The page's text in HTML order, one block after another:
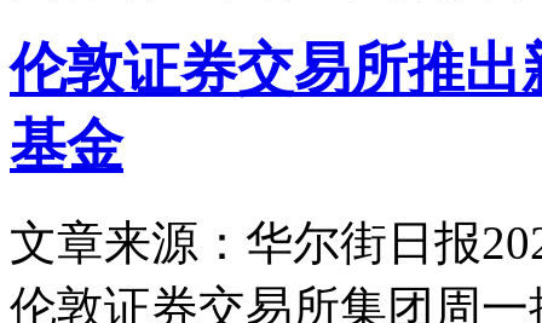
伦敦证券交易所推
基金
文章来源：华尔街日报
伦敦证券交易所集团周